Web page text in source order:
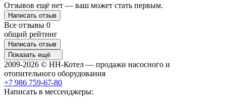
Отзывов ещё нет — ваш может стать первым.
Написать отзыв
Все отзывы 0
общий рейтинг
Написать отзыв
Показать ещё
2009-2026 © НН-Котел — продажи насосного и
отопительного оборудования
+7 986 759-67-80
Написать в мессенджеры: